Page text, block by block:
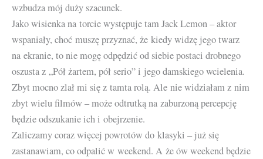
wzbudza mój duży szacunek.
Jako wisienka na torcie występuje tam Jack Lemon – aktor
wspaniały, choć muszę przyznać, że kiedy widzę jego twarz
na ekranie, to nie mogę odpędzić od siebie postaci drobnego
oszusta z „Pół żartem, pół serio” i jego damskiego wcielenia.
Zbyt mocno zlał mi się z tamta rolą. Ale nie widziałam z nim
zbyt wielu filmów – może odtrutką na zaburzoną percepcję
będzie odszukanie ich i obejrzenie.
Zaliczamy coraz więcej powrotów do klasyki – już się
zastanawiam, co odpalić w weekend. A że ów weekend będzie